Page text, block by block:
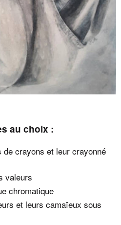
au choix :
de crayons et leur crayonné
valeurs
chromatique
et leurs camaïeux sous